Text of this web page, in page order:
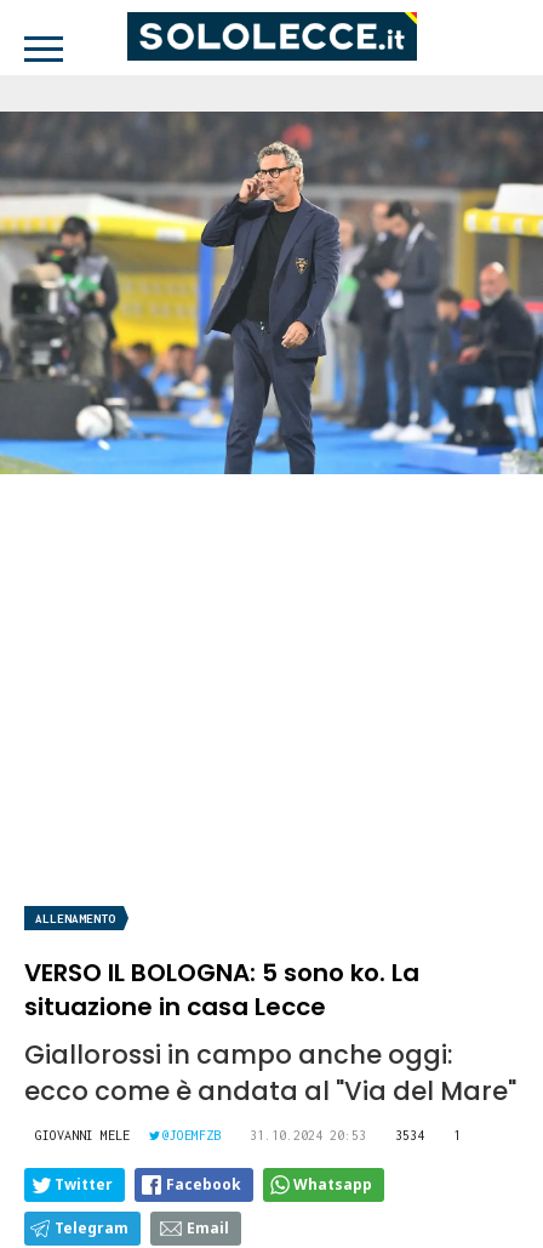
ALLENAMENTO
VERSO IL BOLOGNA: 5 sono ko. La
situazione in casa Lecce
Giallorossi in campo anche oggi:
ecco come è andata al "Via del Mare"
GIOVANNI MELE @JOEMFZB 31.10.2024 20:53 3534 1
Twitter Facebook Whatsapp
Telegram Email